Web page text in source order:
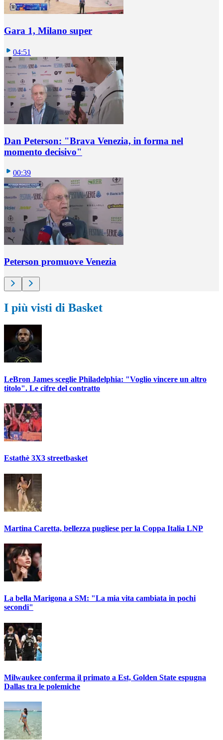
Gara 1, Milano super
04:51
Dan Peterson: "Brava Venezia, in forma nel
momento decisivo"
00:39
Peterson promuove Venezia
I più visti di Basket
LeBron James sceglie Philadelphia: "Voglio vincere un altro
titolo". Le cifre del contratto
Estathè 3X3 streetbasket
Martina Caretta, bellezza pugliese per la Coppa Italia LNP
La bella Marigona a SM: "La mia vita cambiata in pochi
secondi"
Milwaukee conferma il primato a Est, Golden State espugna
Dallas tra le polemiche